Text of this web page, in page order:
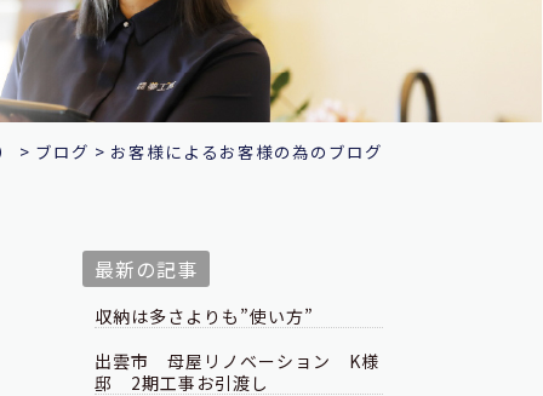
> ブログ > お客様によるお客様の為のブログ
最新の記事
収納は多さよりも”使い方”
出雲市 母屋リノベーション K様
邸 2期工事お引渡し